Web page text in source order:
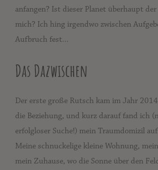
anfangen? Ist dieser Planet überhaupt
mich? Ich hing irgendwo zwischen
Aufbruch fest…
Das Dazwischen
Der erste große Rutsch kam im Jahr
die Beziehung, und kurz darauf fand ich
erfolgloser Suche!) mein Traumdomizil
Meine schnuckelige kleine Wohnung,
mein Zuhause, wo die Sonne über den